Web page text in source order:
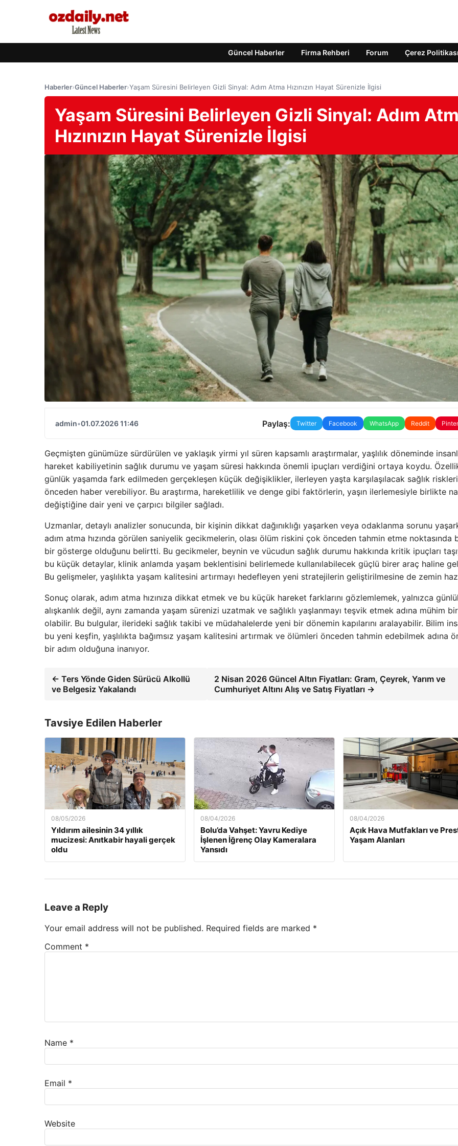
Güncel Haberler Firma Rehberi Forum Çerez Politikası
Haberler›Güncel Haberler›Yaşam Süresini Belirleyen Gizli Sinyal: Adım Atma Hızınızın Hayat Sürenizle İlgisi
Yaşam Süresini Belirleyen Gizli Sinyal: Adım
Hızınızın Hayat Sürenizle İlgisi
admin•01.07.2026 11:46 Paylaş: Twitter Facebook WhatsApp Reddit
Geçmişten günümüze sürdürülen ve yaklaşık yirmi yıl süren kapsamlı araştırmalar, yaşlılık döneminde
hareket kabiliyetinin sağlık durumu ve yaşam süresi hakkında önemli ipuçları verdiğini ortaya koydu.
günlük yaşamda fark edilmeden gerçekleşen küçük değişiklikler, ilerleyen yaşta karşılaşılacak sağlık
önceden haber verebiliyor. Bu araştırma, hareketlilik ve denge gibi faktörlerin, yaşın ilerlemesiyle birlikte
değiştiğine dair yeni ve çarpıcı bilgiler sağladı.
Uzmanlar, detaylı analizler sonucunda, bir kişinin dikkat dağınıklığı yaşarken veya odaklanma sorunu
adım atma hızında görülen saniyelik gecikmelerin, olası ölüm riskini çok önceden tahmin etme noktasında
bir gösterge olduğunu belirtti. Bu gecikmeler, beynin ve vücudun sağlık durumu hakkında kritik ipuçları
bu küçük detaylar, klinik anlamda yaşam beklentisini belirlemede kullanılabilecek güçlü birer araç haline
Bu gelişmeler, yaşlılıkta yaşam kalitesini artırmayı hedefleyen yeni stratejilerin geliştirilmesine de zemin
Sonuç olarak, adım atma hızınıza dikkat etmek ve bu küçük hareket farklarını gözlemlemek, yalnızca
alışkanlık değil, aynı zamanda yaşam sürenizi uzatmak ve sağlıklı yaşlanmayı teşvik etmek adına mühim
olabilir. Bu bulgular, ilerideki sağlık takibi ve müdahalelerde yeni bir dönemin kapılarını aralayabilir. Bilim
bu yeni keşfin, yaşlılıkta bağımsız yaşam kalitesini artırmak ve ölümleri önceden tahmin edebilmek adına
bir adım olduğuna inanıyor.
← Ters Yönde Giden Sürücü Alkollü
ve Belgesiz Yakalandı
2 Nisan 2026 Güncel Altın Fiyatları: Gram, Çeyrek, Yarım ve
Cumhuriyet Altını Alış ve Satış Fiyatları →
Tavsiye Edilen Haberler
08/05/2026
Yıldırım ailesinin 34 yıllık
mucizesi: Anıtkabir hayali gerçek
oldu
08/04/2026
Bolu’da Vahşet: Yavru Kediye
İşlenen İğrenç Olay Kameralara
Yansıdı
08/04/2026
Açık Hava Mutfakları ve
Yaşam Alanları
Leave a Reply
Your email address will not be published. Required fields are marked *
Comment *
Name *
Email *
Website